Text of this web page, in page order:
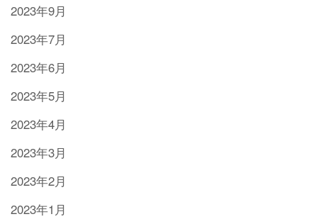
2023年9月
2023年7月
2023年6月
2023年5月
2023年4月
2023年3月
2023年2月
2023年1月